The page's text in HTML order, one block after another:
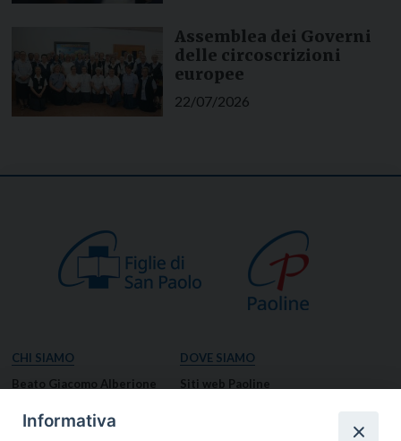
Assemblea dei Governi
delle circoscrizioni
europee
22/07/2026
CHI SIAMO
Beato Giacomo Alberione
DOVE SIAMO
Siti web Paoline
Informativa